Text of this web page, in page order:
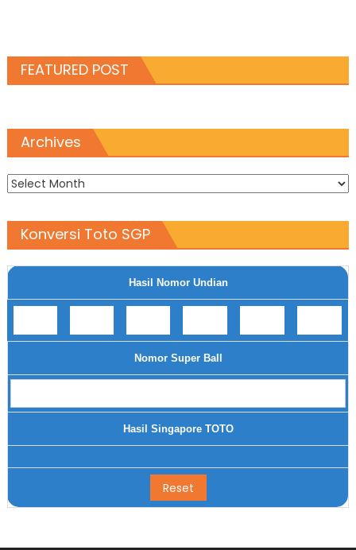
FEATURED POST
Archives
Archives
Konversi Toto SGP
Hasil Nomor Undian
Nomor Super Ball
Hasil Singapore TOTO